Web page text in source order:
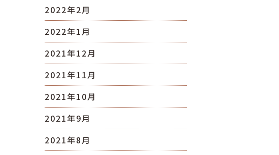
2022年2月
2022年1月
2021年12月
2021年11月
2021年10月
2021年9月
2021年8月